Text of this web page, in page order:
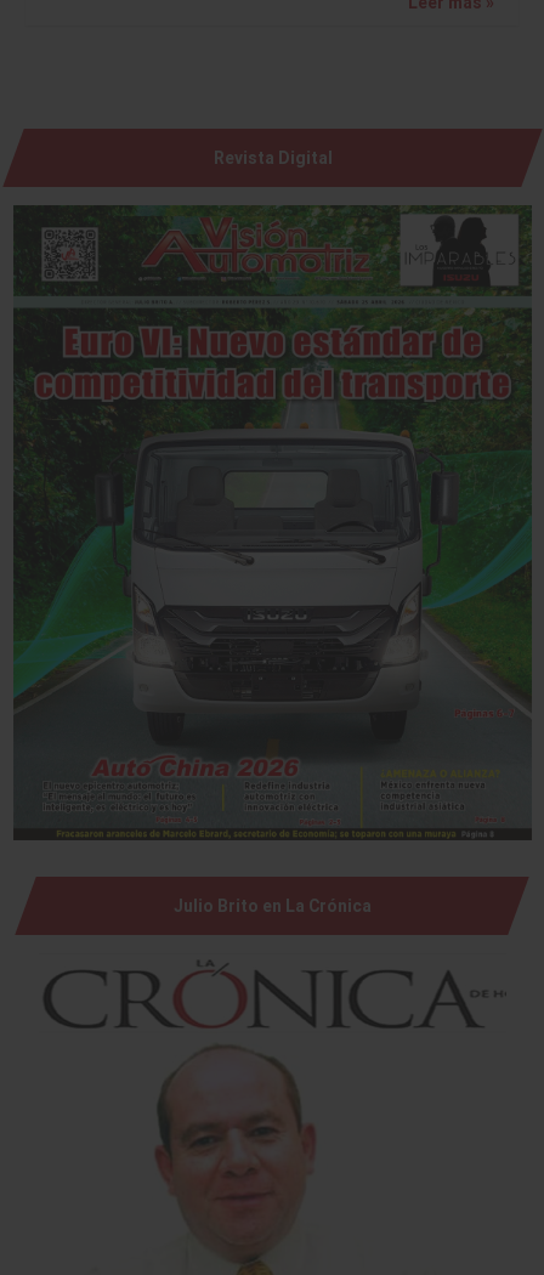
Revista Digital
Julio Brito en La Crónica